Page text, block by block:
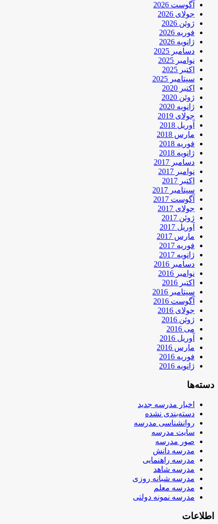
آگوست 2026
جولای 2026
ژوئن 2026
فوریه 2026
ژانویه 2026
دسامبر 2025
نوامبر 2025
اکتبر 2025
سپتامبر 2025
اکتبر 2020
ژوئن 2020
ژانویه 2020
جولای 2019
آوریل 2018
مارس 2018
فوریه 2018
ژانویه 2018
دسامبر 2017
نوامبر 2017
اکتبر 2017
سپتامبر 2017
آگوست 2017
جولای 2017
ژوئن 2017
آوریل 2017
مارس 2017
فوریه 2017
ژانویه 2017
دسامبر 2016
نوامبر 2016
اکتبر 2016
سپتامبر 2016
آگوست 2016
جولای 2016
ژوئن 2016
می 2016
آوریل 2016
مارس 2016
فوریه 2016
ژانویه 2016
دسته‌ها
اخبار مدرسه جدید
دسته‌بندی نشده
روانشناسی مدرسه
سایت مدرسه
صور مدرسه
مدرسه دانش
مدرسه راهنمایی
مدرسه شاهد
مدرسه شبانه روزی
مدرسه معلم
مدرسه نمونه دولتی
اطلاعات